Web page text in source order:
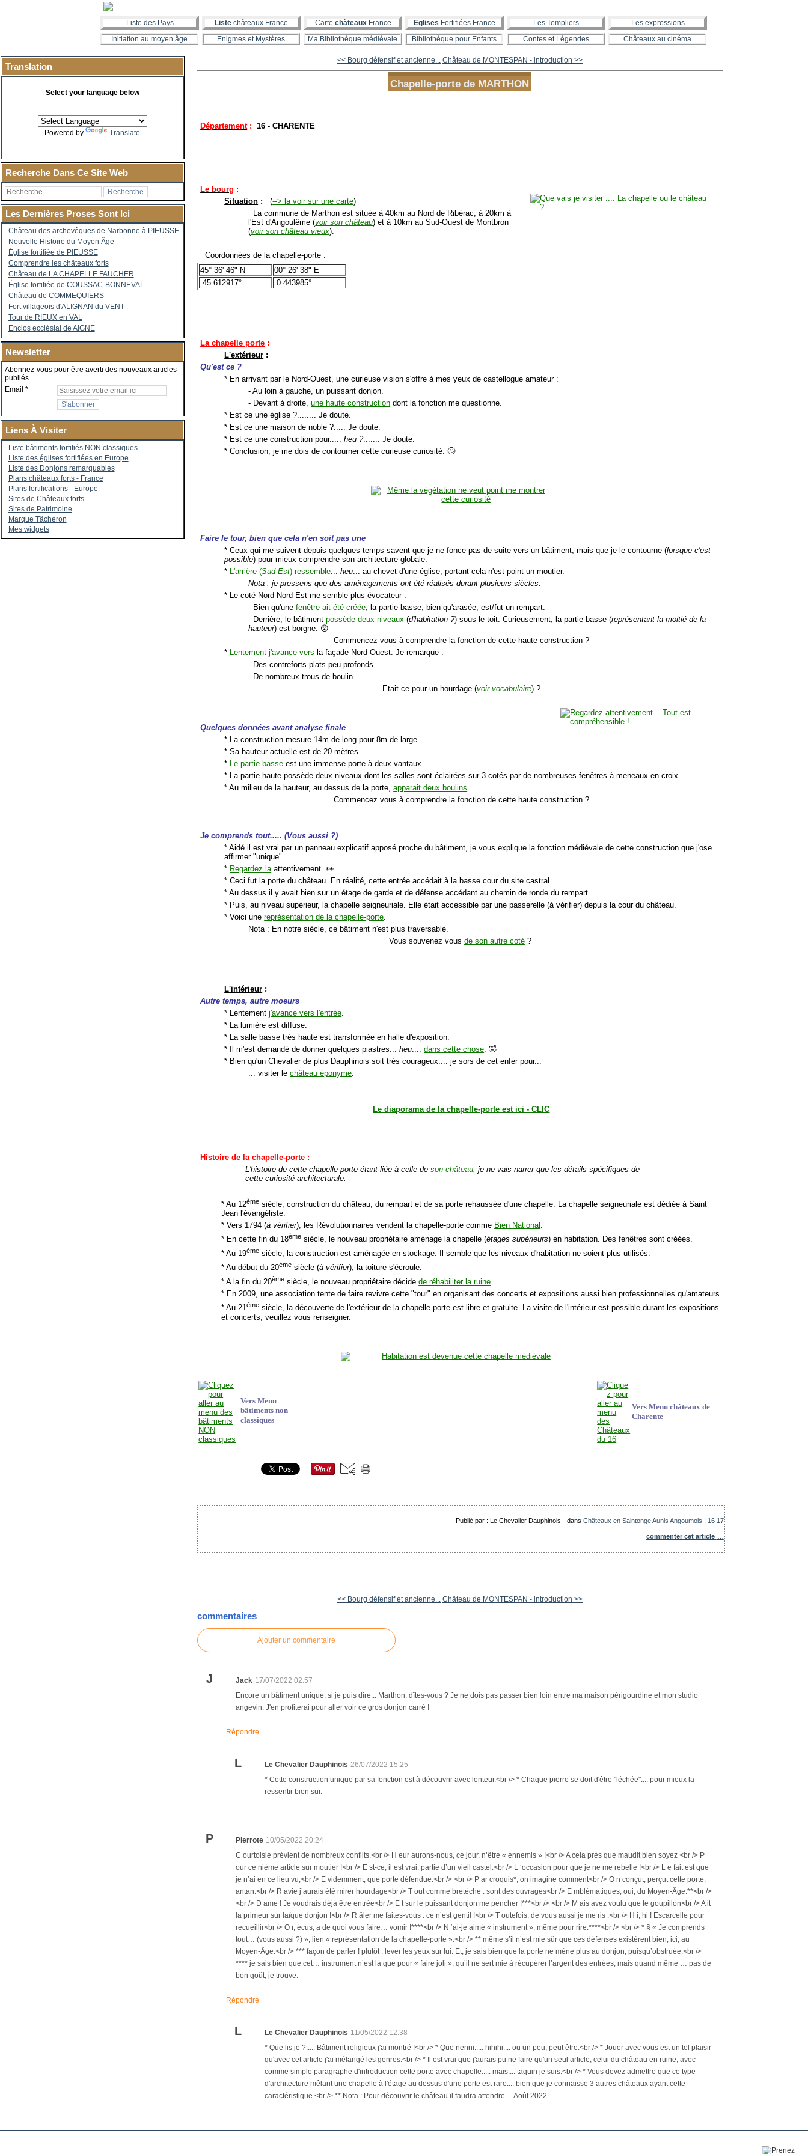
Liste des Pays Liste châteaux France Carte châteauxFrance Eglises Fortifiées France Les Templiers
Les expressions
Initiation au moyen âge
Enigmes et Mystères Ma Bibliothèque médiévale Bibliothèque pour Enfants Contes et Légendes Châteaux au cinéma
Translation
Select your language below
Powered by Translate
Recherche Dans Ce Site Web
Les Dernières Proses Sont Ici
Château des archevêques de Narbonne à PIEUSSE
Nouvelle Histoire du Moyen Âge
Église fortifiée de PIEUSSE
Comprendre les châteaux forts
Château de LA CHAPELLE FAUCHER
Église fortifiée de COUSSAC-BONNEVAL
Château de COMMEQUIERS
Fort villageois d'ALIGNAN du VENT
Tour de RIEUX en VAL
Enclos ecclésial de AIGNE
Newsletter
Abonnez-vous pour être averti des nouveaux articles
publiés.
Email
Liens À Visiter
Liste bâtiments fortifiés NON classiques
Liste des églises fortifiées en Europe
Liste des Donjons remarquables
Plans châteaux forts - France
Plans fortifications - Europe
Sites de Châteaux forts
Sites de Patrimoine
Marque Tâcheron
Mes widgets
<< Bourg défensif et ancienne... Château de MONTESPAN - introduction >>
Chapelle-porte de MARTHON
Département : 16 - CHARENTE
Le bourg :
Situation : (--> la voir sur une carte)
La commune de Marthon est située à 40km au Nord de Ribérac, à 20km à
l'Est d'Angoulême (voir son château) et à 10km au Sud-Ouest de Montbron
(voir son château vieux).
Coordonnées de la chapelle-porte :
45° 36' 46" N
00° 26' 38" E
45.612917°
0.443985°
La chapelle porte :
L'extérieur :
Qu'est ce ?
* En arrivant par le Nord-Ouest, une curieuse vision s'offre à mes yeux de castellogue amateur :
- Au loin à gauche, un puissant donjon.
- Devant à droite,une haute construction dont la fonction me questionne.
* Est ce une église ?........ Je doute.
* Est ce une maison de noble ?..... Je doute.
* Est ce une construction pour.....heu ?....... Je doute.
* Conclusion, je me dois de contourner cette curieuse curiosité. 🙄
Faire le tour, bien que cela n'en soit pas une
* Ceux qui me suivent depuis quelques temps savent que je ne fonce pas de suite vers un bâtiment, mais que je le contourne (lorsque c'est
possible) pour mieux comprendre son architecture globale.
*
L'arrière (Sud-Est) ressemble ...heu ... au chevet d'une église, portant cela n'est point un moutier.
Nota : je pressens que des aménagements ont été réalisés durant plusieurs siècles.
* Le coté Nord-Nord-Est me semble plus évocateur :
- Bien qu'unefenêtre ait été créée , la partie basse, bien qu'arasée, est/fut un rempart.
- Derrière, le bâtimentpossède deux niveaux (d'habitation ?) sous le toit. Curieusement, la partie basse (représentant la moitié de la
hauteur) est borgne. 😲
Commencez vous à comprendre la fonction de cette haute construction ?
*
Lentement j'avance vers la façade Nord-Ouest. Je remarque :
- Des contreforts plats peu profonds.
- De nombreux trous de boulin.
Etait ce pour un hourdage (voir vocabulaire) ?
Quelques données avant analyse finale
* La construction mesure 14m de long pour 8m de large.
* Sa hauteur actuelle est de 20 mètres.
*
Le partie basse est une immense porte à deux vantaux.
* La partie haute possède deux niveaux dont les salles sont éclairées sur 3 cotés par de nombreuses fenêtres à meneaux en croix.
* Au milieu de la hauteur, au dessus de la porte,apparait deux boulins
Commencez vous à comprendre la fonction de cette haute construction ?
Je comprends tout..... (Vous aussi ?)
* Aidé il est vrai par un panneau explicatif apposé proche du bâtiment, je vous explique la fonction médiévale de cette construction que j'ose
affirmer "unique".
* Regardez la attentivement. 👀
* Ceci fut la porte du château. En réalité, cette entrée accédait à la basse cour du site castral.
* Au dessus il y avait bien sur un étage de garde et de défense accédant au chemin de ronde du rempart.
* Puis, au niveau supérieur, la chapelle seigneuriale. Elle était accessible par une passerelle (à vérifier) depuis la cour du château.
* Voici unereprésentation de la chapelle-porte
Nota : En notre siècle, ce bâtiment n'est plus traversable.
Vous souvenez vous de son autre coté?
L'intérieur :
Autre temps, autre moeurs
* Lentementj'avance vers l'entrée
* La lumière est diffuse.
* La salle basse très haute est transformée en halle d'exposition.
* Il m'est demandé de donner quelques piastres...heu ....dans cette chose . 🤣
* Bien qu'un Chevalier de plus Dauphinois soit très courageux.... je sors de cet enfer pour...
... visiter lechâteau éponyme
Le diaporama de la chapelle-porte est ici - CLIC
Histoire de la chapelle-porte :
L'histoire de cette chapelle-porte étant liée à celle deson château , je ne vais narrer que les détails spécifiques de
cette curiosité architecturale.
* Au 12ème siècle, construction du château, du rempart et de sa porte rehaussée d'une chapelle. La chapelle seigneuriale est dédiée à Saint
Jean l'évangéliste.
* Vers 1794 (à vérifier), les Révolutionnaires vendent la chapelle-porte comme Bien National .
* En cette fin du 18ème siècle, le nouveau propriétaire aménage la chapelle (étages supérieurs) en habitation. Des fenêtres sont créées.
* Au 19ème siècle, la construction est aménagée en stockage. Il semble que les niveaux d'habitation ne soient plus utilisés.
* Au début du 20ème siècle (à vérifier), la toiture s'écroule.
* A la fin du 20ème siècle, le nouveau propriétaire décidede réhabiliter la ruine.
* En 2009, une association tente de faire revivre cette "tour" en organisant des concerts et expositions aussi bien professionnelles qu'amateurs.
* Au 21ème siècle, la découverte de l'extérieur de la chapelle-porte est libre et gratuite. La visite de l'intérieur est possible durant les expositions
et concerts, veuillez vous renseigner.
Vers Menu
bâtiments non
classiques
Vers Menu châteaux de
Charente
Publié par : Le Chevalier Dauphinois -dans Châteaux en Saintonge Aunis Angoumois : 16 17
commenter cet article
<< Bourg défensif et ancienne... Château de MONTESPAN - introduction >>
commentaires
Ajouter un commentaire
J Jack 17/07/2022 02:57
Encore un bâtiment unique, si je puis dire... Marthon, dîtes-vous ? Je ne dois pas passer bien loin entre ma maison périgourdine et mon studio
angevin. J'en profiterai pour aller voir ce gros donjon carré !
Répondre
L Le Chevalier Dauphinois 26/07/2022 15:25
* Cette construction unique par sa fonction est à découvrir avec lenteur.<br /> * Chaque pierre se doit d'être "léchée".... pour mieux la
ressentir bien sur.
P Pierrote 10/05/2022 20:24
C ourtoisie prévient de nombreux conflits.<br /> H eur aurons-nous, ce jour, n’être « ennemis » !<br /> A cela près que maudit bien soyez <br /> P
our ce nième article sur moutier !<br /> E st-ce, il est vrai, partie d’un vieil castel.<br /> L ‘occasion pour que je ne me rebelle !<br /> L e fait est que
je n’ai en ce lieu vu,<br /> E videmment, que porte défendue.<br /> <br /> P ar croquis*, on imagine comment<br /> O n conçut, perçut cette porte,
antan.<br /> R avie j’aurais été mirer hourdage<br /> T out comme bretèche : sont des ouvrages<br /> E mblématiques, oui, du Moyen-Âge.**<br />
<br /> D ame ! Je voudrais déjà être entrée<br /> E t sur le puissant donjon me pencher !***<br /> <br /> M ais avez voulu que le goupillon<br /> A it
la primeur sur laïque donjon !<br /> R âler me faites-vous : ce n’est gentil !<br /> T outefois, de vous aussi je me ris :<br /> H i, hi ! Escarcelle pour
recueillir<br /> O r, écus, a de quoi vous faire… vomir !****<br /> N ‘ai-je aimé « instrument », même pour rire.****<br /> <br /> * § « Je comprends
tout… (vous aussi ?) », lien « représentation de la chapelle-porte ».<br /> ** même s’il n’est mie sûr que ces défenses existèrent bien, ici, au
Moyen-Âge.<br /> *** façon de parler ! plutôt : lever les yeux sur lui. Et, je sais bien que la porte ne mène plus au donjon, puisqu’obstruée.<br />
**** je sais bien que cet… instrument n’est là que pour « faire joli », qu’il ne sert mie à récupérer l’argent des entrées, mais quand même … pas de
bon goût, je trouve.
Répondre
L Le Chevalier Dauphinois 11/05/2022 12:38
* Que lis je ?..... Bâtiment religieux j'ai montré !<br /> * Que nenni..... hihihi.... ou un peu, peut être.<br /> * Jouer avec vous est un tel plaisir
qu'avec cet article j'ai mélangé les genres.<br /> * Il est vrai que j'aurais pu ne faire qu'un seul article, celui du château en ruine, avec
comme simple paragraphe d'introduction cette porte avec chapelle..... mais.... taquin je suis.<br /> * Vous devez admettre que ce type
d'architecture mêlant une chapelle à l'étage au dessus d'une porte est rare.... bien que je connaisse 3 autres châteaux ayant cette
caractéristique.<br /> ** Nota : Pour découvrir le château il faudra attendre.... Août 2022.